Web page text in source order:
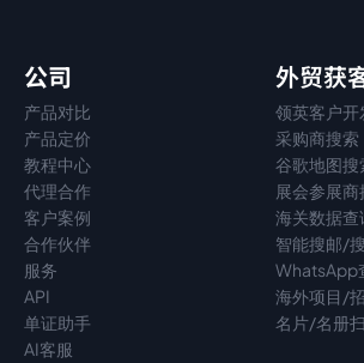
公司
产品对比
产品定价
教程中心
代理合作
客户案例
合作伙伴
服务
API
单证助手
AI客服
外贸获
领英客户开
采购商搜索
谷歌地图搜
展会参展商
海关数据查
智能搜邮/
WhatsApp
海外项目/
名片/名册